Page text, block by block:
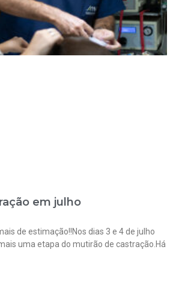
em julho
de estimação!!Nos dias 3 e 4 de julho
uma etapa do mutirão de castração.Há